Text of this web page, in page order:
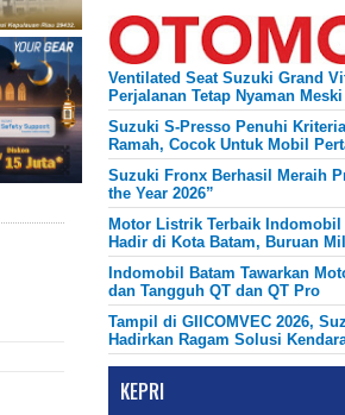
Ventilated Seat Suzuki Grand
Perjalanan Tetap Nyaman
Suzuki S-Presso Penuhi
Ramah, Cocok Untuk Mobil
Suzuki Fronx Berhasil Meraih
the Year 2026”
Motor Listrik Terbaik Indomobil
Hadir di Kota Batam, Buruan
Indomobil Batam Tawarkan
dan Tangguh QT dan QT Pro
Tampil di GIICOMVEC 2026,
Hadirkan Ragam Solusi
KEPRI